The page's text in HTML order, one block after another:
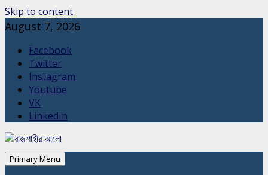
Skip to content
August 7, 2026
Facebook
Twitter
Instagram
Youtube
VK
LinkedIn
Primary Menu